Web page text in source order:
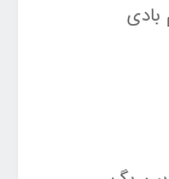
بادی